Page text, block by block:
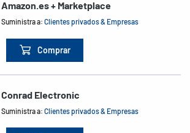
Amazon.es + Marketplace
Suministra a:Clientes privados & Empresas
Comprar
Conrad Electronic
Suministra a:Clientes privados & Empresas